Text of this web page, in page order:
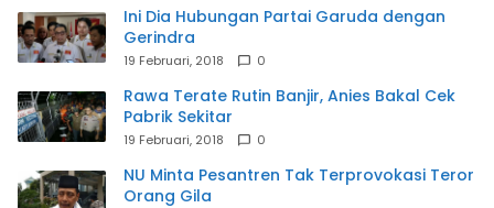
Ini Dia Hubungan Partai Garuda dengan
Gerindra
19 Februari, 2018 0
Rawa Terate Rutin Banjir, Anies Bakal Cek
Pabrik Sekitar
19 Februari, 2018 0
NU Minta Pesantren Tak Terprovokasi Teror
Orang Gila